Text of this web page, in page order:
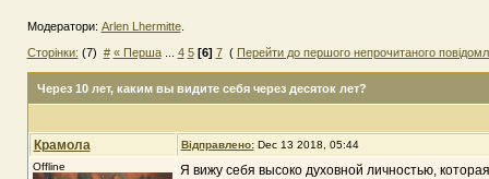
Модератори: Arlen Lhermitte.
Сторінки: (7) # « Перша... 4 5 [6] 7( Перейти до першого непрочитаного
Через 10 лет, каким вы видите себя через десяток лет?
Крамола Відправлено: Dec 13 2018, 05:44
Offline
Я вижу себя высоко духовной личностью,